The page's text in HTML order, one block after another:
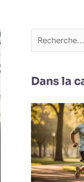
Dans la